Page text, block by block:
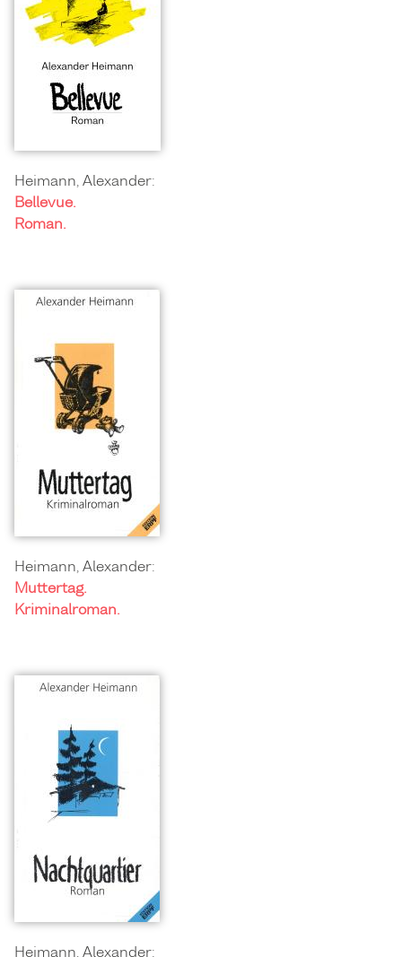
Heimann, Alexander:
Bellevue.
Roman.
Heimann, Alexander:
Muttertag.
Kriminalroman.
Heimann, Alexander: